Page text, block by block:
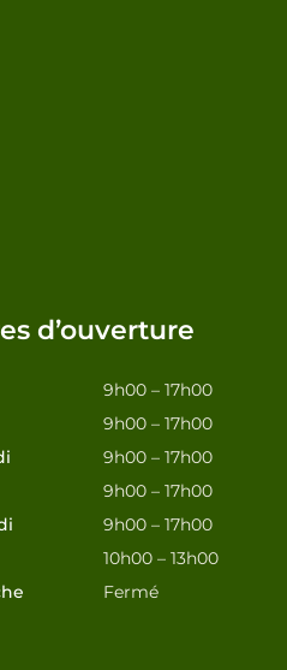
d’ouverture
9h00 – 17h00
9h00 – 17h00
9h00 – 17h00
9h00 – 17h00
9h00 – 17h00
10h00 – 13h00
Fermé